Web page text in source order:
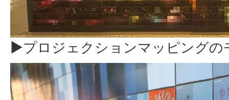
▶プロジェクションマッピングの